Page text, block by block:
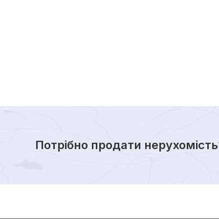
Потрібно продати